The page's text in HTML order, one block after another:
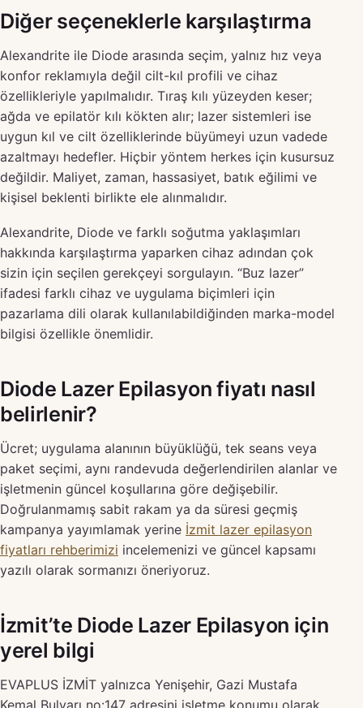
Diğer seçeneklerle karşılaştırma
Alexandrite ile Diode arasında seçim, yalnız hız veya
konfor reklamıyla değil cilt-kıl profili ve cihaz
özellikleriyle yapılmalıdır. Tıraş kılı yüzeyden keser;
ağda ve epilatör kılı kökten alır; lazer sistemleri ise
uygun kıl ve cilt özelliklerinde büyümeyi uzun vadede
azaltmayı hedefler. Hiçbir yöntem herkes için kusursuz
değildir. Maliyet, zaman, hassasiyet, batık eğilimi ve
kişisel beklenti birlikte ele alınmalıdır.
Alexandrite, Diode ve farklı soğutma yaklaşımları
hakkında karşılaştırma yaparken cihaz adından çok
sizin için seçilen gerekçeyi sorgulayın. “Buz lazer”
ifadesi farklı cihaz ve uygulama biçimleri için
pazarlama dili olarak kullanılabildiğinden marka-model
bilgisi özellikle önemlidir.
Diode Lazer Epilasyon fiyatı nasıl
belirlenir?
Ücret; uygulama alanının büyüklüğü, tek seans veya
paket seçimi, aynı randevuda değerlendirilen alanlar ve
işletmenin güncel koşullarına göre değişebilir.
Doğrulanmamış sabit rakam ya da süresi geçmiş
kampanya yayımlamak yerine İzmit lazer epilasyon
fiyatları rehberimizi incelemenizi ve güncel kapsamı
yazılı olarak sormanızı öneriyoruz.
İzmit’te Diode Lazer Epilasyon için
yerel bilgi
EVAPLUS İZMİT yalnızca Yenişehir, Gazi Mustafa